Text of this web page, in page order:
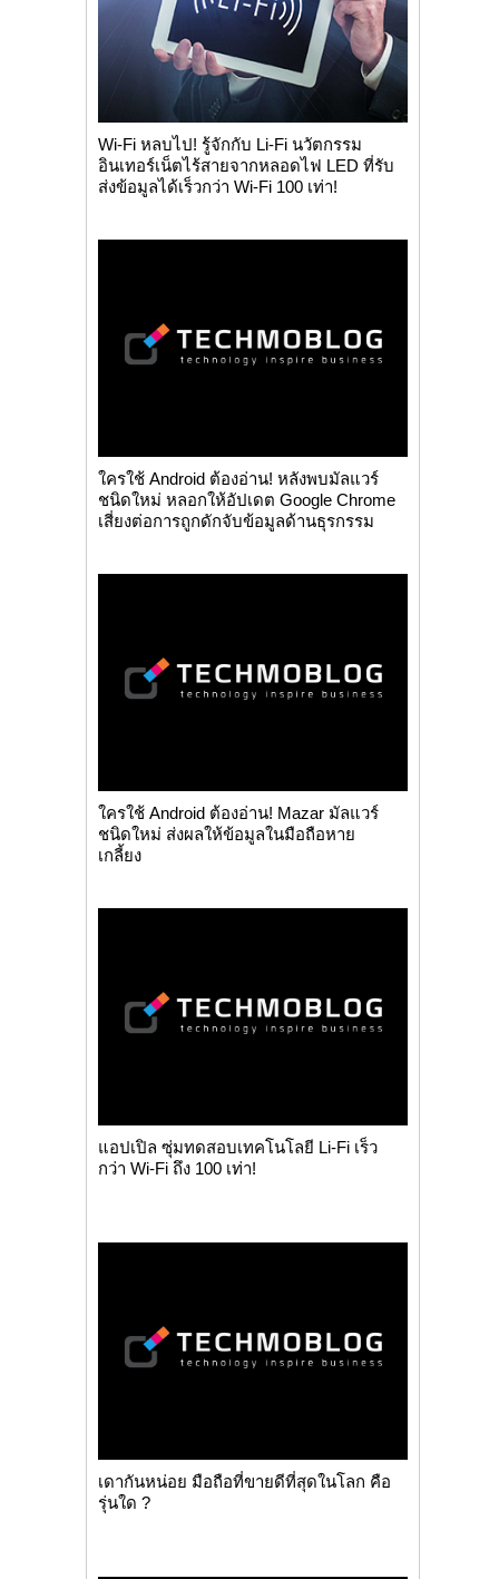
Wi-Fi หลบไป! รู้จักกับ Li-Fi นวัตกรรม
อินเทอร์เน็ตไร้สายจากหลอดไฟ LED ที่รับ
ส่งข้อมูลได้เร็วกว่า Wi-Fi 100 เท่า!
ใครใช้ Android ต้องอ่าน! หลังพบมัลแวร์
ชนิดใหม่ หลอกให้อัปเดต Google Chrome
เสี่ยงต่อการถูกดักจับข้อมูลด้านธุรกรรม
ใครใช้ Android ต้องอ่าน! Mazar มัลแวร์
ชนิดใหม่ ส่งผลให้ข้อมูลในมือถือหาย
เกลี้ยง
แอปเปิล ซุ่มทดสอบเทคโนโลยี Li-Fi เร็ว
กว่า Wi-Fi ถึง 100 เท่า!
เดากันหน่อย มือถือที่ขายดีที่สุดในโลก คือ
รุ่นใด ?